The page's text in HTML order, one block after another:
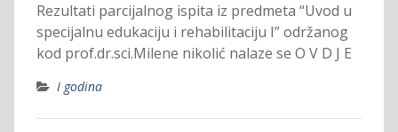
Rezultati parcijalnog ispita iz predmeta “Uvod u
specijalnu edukaciju i rehabilitaciju I” održanog
kod prof.dr.sci.Milene nikolić nalaze se O V D J E
I godina